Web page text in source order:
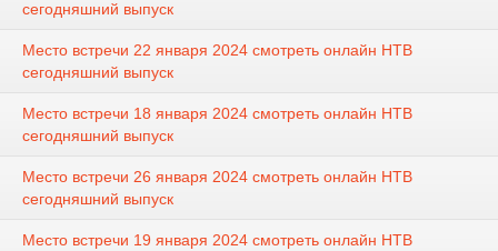
сегодняшний выпуск
Место встречи 22 января 2024 смотреть онлайн НТВ
сегодняшний выпуск
Место встречи 18 января 2024 смотреть онлайн НТВ
сегодняшний выпуск
Место встречи 26 января 2024 смотреть онлайн НТВ
сегодняшний выпуск
Место встречи 19 января 2024 смотреть онлайн НТВ